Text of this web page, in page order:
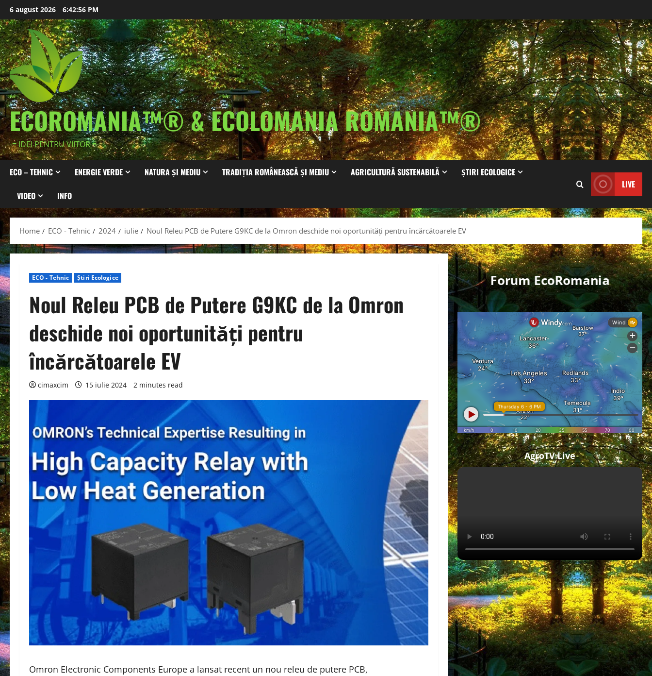
Skip
to
content
6 august 2026 6:42:58 PM
ECOROMANIA™® & ECOLOMANIA ROMANIA™®
-= IDEI PENTRU VIITOR =-
ECO – TEHNIC ENERGIE VERDE NATURA ȘI MEDIU TRADIȚIA ROMÂNEASCĂ ȘI MEDIU AGRICULTURĂ SUSTENABILĂ ȘTIRI ECOLOGICE
VIDEO INFO
LIVE
Home ECO - Tehnic 2024 iulie Noul Releu PCB de Putere G9KC de la Omron deschide noi oportunități pentru încărcătoarele EV
ECO - Tehnic Știri Ecologice
Noul Releu PCB de Putere G9KC de la Omron
deschide noi oportunități pentru
încărcătoarele EV
cimaxcim 15 iulie 2024 2 minutes read
Omron Electronic Components Europe a lansat recent un nou releu de putere PCB,
Forum EcoRomania
AgroTV Live